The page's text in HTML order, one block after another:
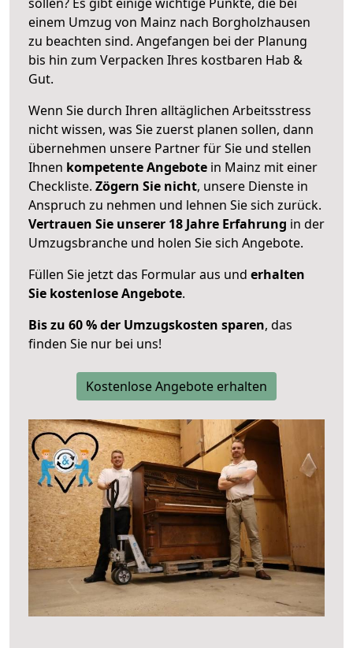
einem Umzug von Mainz nach Borgholzhausen
zu beachten sind. Angefangen bei der Planung
bis hin zum Verpacken Ihres kostbaren Hab &
Gut.
Wenn Sie durch Ihren alltäglichen Arbeitsstress
nicht wissen, was Sie zuerst planen sollen, dann
übernehmen unsere Partner für Sie und stellen
Ihnen kompetente Angebote in Mainz mit einer
Checkliste. Zögern Sie nicht, unsere Dienste in
Anspruch zu nehmen und lehnen Sie sich zurück.
Vertrauen Sie unserer 18 Jahre Erfahrung in der
Umzugsbranche und holen Sie sich Angebote.
Füllen Sie jetzt das Formular aus und erhalten
Sie kostenlose Angebote.
Bis zu 60 % der Umzugskosten sparen, das
finden Sie nur bei uns!
Kostenlose Angebote erhalten